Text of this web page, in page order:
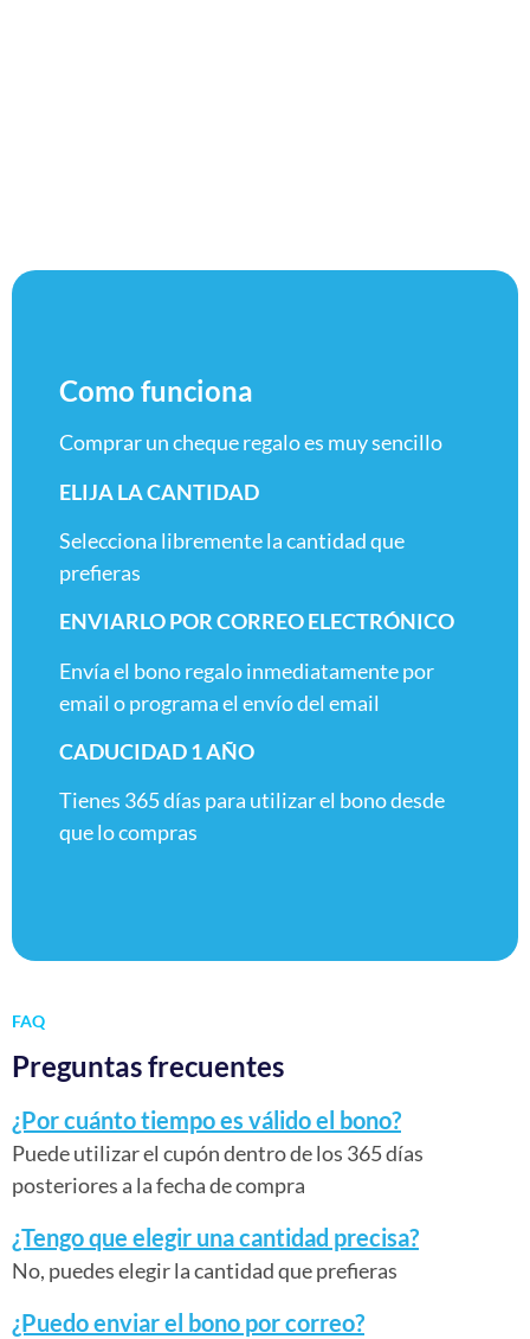
Como funciona
Comprar un cheque regalo es muy sencillo
ELIJA LA CANTIDAD
Selecciona libremente la cantidad que
prefieras
ENVIARLO POR CORREO ELECTRÓNICO
Envía el bono regalo inmediatamente por
email o programa el envío del email
CADUCIDAD 1 AÑO
Tienes 365 días para utilizar el bono desde
que lo compras
FAQ
Preguntas frecuentes
¿Por cuánto tiempo es válido el bono?
Puede utilizar el cupón dentro de los 365 días
posteriores a la fecha de compra
¿Tengo que elegir una cantidad precisa?
No, puedes elegir la cantidad que prefieras
¿Puedo enviar el bono por correo?